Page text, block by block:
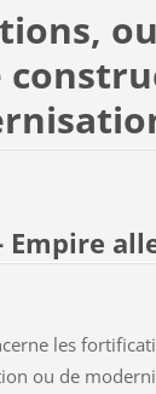
Empire
les
ou de